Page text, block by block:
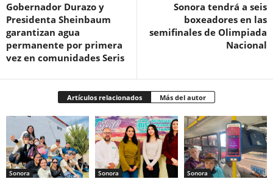
Gobernador Durazo y
Presidenta Sheinbaum
garantizan agua
permanente por primera
vez en comunidades Seris
Sonora tendrá a seis
boxeadores en las
semifinales de Olimpiada
Nacional
Artículos relacionados Más del autor
Sonora Sonora Sonora